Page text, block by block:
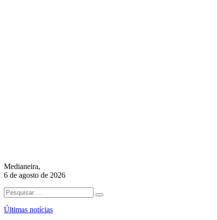
Medianeira,
6 de agosto de 2026
Últimas notícias